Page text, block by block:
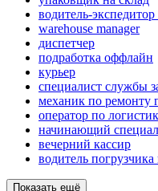
водитель-
warehouse manager
диспетчер
подработка оффлайн
курьер
специалист службы
механик по ремонту
оператор по
начинающий
вечерний кассир
водитель погрузчика
Показать ещё